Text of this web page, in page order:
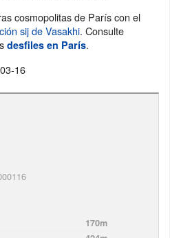
cosmopolitas de París con el
sij de Vasakhi. Consulte
desfiles en París.
16
170m